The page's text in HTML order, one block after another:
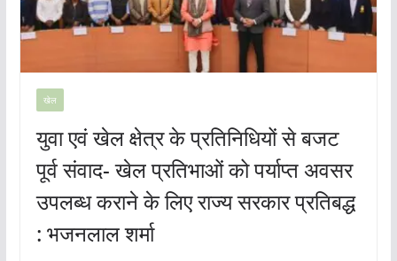
खेल
युवा एवं खेल क्षेत्र के प्रतिनिधियों से बजट
पूर्व संवाद- खेल प्रतिभाओं को पर्याप्त अवसर
उपलब्ध कराने के लिए राज्य सरकार प्रतिबद्ध
: भजनलाल शर्मा